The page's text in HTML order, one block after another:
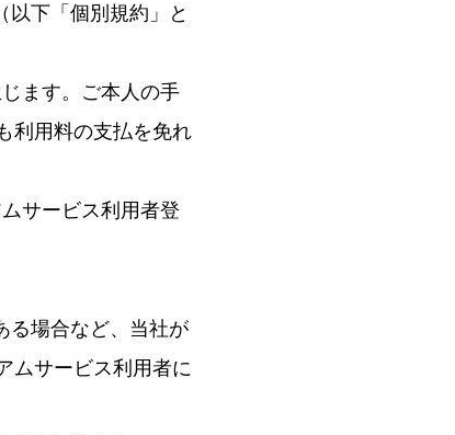
下「個別規約」と
ます。ご本人の手
利用料の支払を免れ
サービス利用者登
る場合など、当社が
ムサービス利用者に